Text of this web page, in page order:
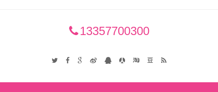
13357700300